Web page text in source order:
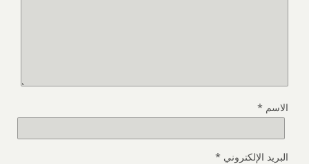
الاسم *
البريد الإلكتروني *